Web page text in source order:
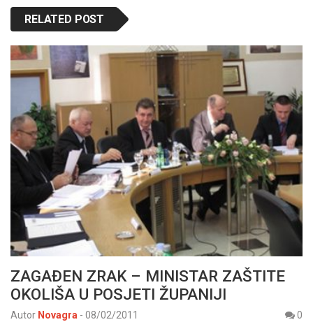
RELATED POST
ZAGAĐEN ZRAK – MINISTAR ZAŠTITE
OKOLIŠA U POSJETI ŽUPANIJI
Autor Novagra - 08/02/2011
0